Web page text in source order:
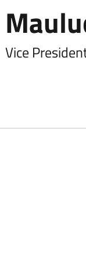
Vice